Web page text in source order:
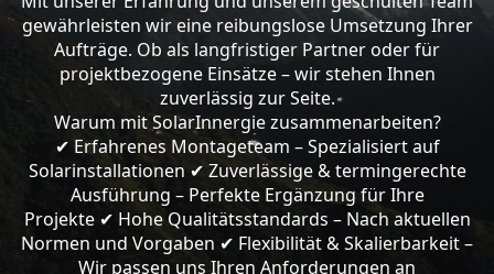
gewährleisten wir eine reibungslose Umsetzung Ihrer
Aufträge. Ob als langfristiger Partner oder für
projektbezogene Einsätze – wir stehen Ihnen
zuverlässig zur Seite.
Warum mit SolarInnergie zusammenarbeiten?
✔ Erfahrenes Montageteam – Spezialisiert auf
Solarinstallationen ✔ Zuverlässige & termingerechte
Ausführung – Perfekte Ergänzung für Ihre
Projekte ✔ Hohe Qualitätsstandards – Nach aktuellen
Normen und Vorgaben ✔ Flexibilität & Skalierbarkeit –
Wir passen uns Ihren Anforderungen an